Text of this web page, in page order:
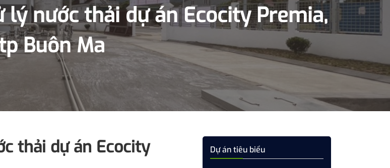
nước thải dự án Ecocity Premia,
Buôn Ma
thải dự án Ecocity
Dự án tiêu biểu